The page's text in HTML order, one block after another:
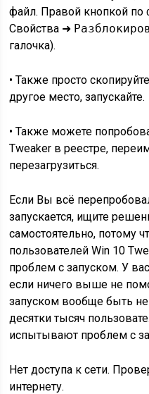
файл. Правой кнопкой по
Свойства ➜
галочка).
• Также просто
другое место, запускайте.
• Также можете
Tweaker в реестре,
перезагрузиться.
Если Вы всё
запускается, ищите
самостоятельно, потому
пользователей Win 10
проблем с запуском. У
если ничего выше не
запуском вообще быть
десятки тысяч
испытывают проблем с
Нет доступа к сети.
интернету.